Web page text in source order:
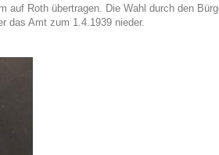
Roth übertragen. Die Wahl durch den
das Amt zum 1.4.1939 nieder.